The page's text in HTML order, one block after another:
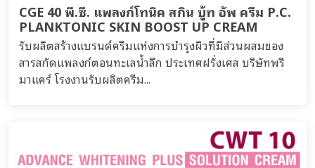
CGE 40 พี.ซี. แพลงก์โทนิค สกิน บู้ท อัพ ครีม P.C.
PLANKTONIC SKIN BOOST UP CREAM
รับผลิตสร้างแบรนด์ครีมแห่งการบำรุงผิวที่มีส่วนผสมของ
สารสกัดแพลงก์ตอนทะเลน้ำลึก ประเทศฝรั่งเศส บริษัทพรี
มาแคร์ โรงงานรับผลิตครีม...